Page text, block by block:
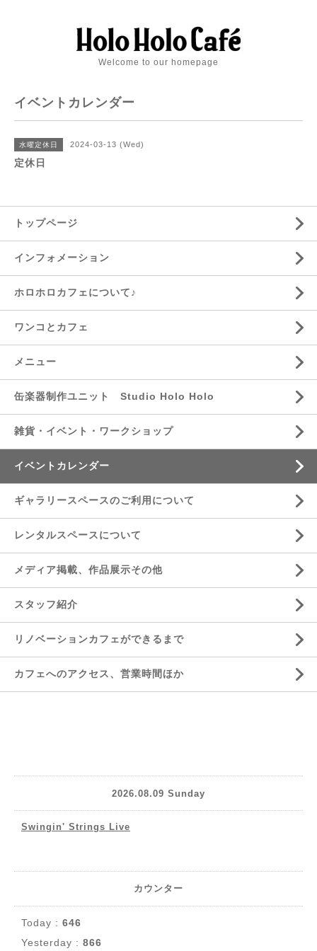
Welcome to our homepage
イベントカレンダー
水曜定休日 2024-03-13 (Wed)
定休日
トップページ
インフォメーション
ホロホロカフェについて♪
ワンコとカフェ
メニュー
缶楽器制作ユニット Studio Holo Holo
雑貨・イベント・ワークショップ
イベントカレンダー
ギャラリースペースのご利用について
レンタルスペースについて
メディア掲載、作品展示その他
スタッフ紹介
リノベーションカフェができるまで
カフェへのアクセス、営業時間ほか
2026.08.09 Sunday
Swingin' Strings Live
カウンター
Today : 646
Yesterday : 866